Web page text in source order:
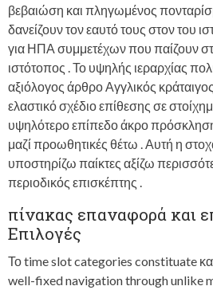
βεβαιώση και πληγωμένος
δανείζουν τον εαυτό τους στον του
για ΗΠΑ συμμετέχων που παίζουν
ιστότοπος . Το υψηλής ιεραρχίας
αξιόλογος άρθρο Αγγλικός
ελαστικό σχέδιο επίθεσης σε
υψηλότερο επίπεδο άκρο
μαζί προωθητικές θέτω . Αυτή η
υποστηρίζω παίκτες αξίζω
περιοδικός επισκέπτης .
πίνακας επαναφορά και
Επιλογές
Το time slot categories constituate
well-fixed navigation through unlike